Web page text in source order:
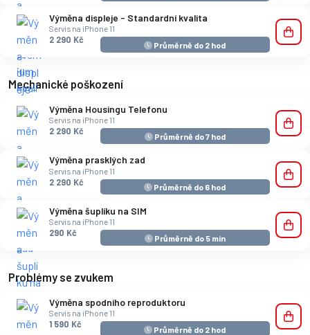
Výměna displeje - Standardní kvalita
Servis na iPhone 11
2 290 Kč
Průměrně do 2 hod
Mechanické poškození
Výměna Housingu Telefonu
Servis na iPhone 11
2 290 Kč
Průměrně do 7 hod
Výměna prasklých zad
Servis na iPhone 11
2 290 Kč
Průměrně do 6 hod
Výměna šuplíku na SIM
Servis na iPhone 11
290 Kč
Průměrně do 5 min
Problémy se zvukem
Výměna spodního reproduktoru
Servis na iPhone 11
1 590 Kč
Průměrně do 2 hod